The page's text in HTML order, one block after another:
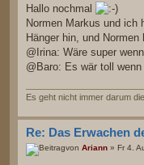
Hallo nochmal
Normen Markus und ich
Hänger hin, und
@Irina: Wäre super
@Baro: Es wär toll
Es geht nicht immer darum
Re: Das Erwachen
von Ariann » Fr 4.